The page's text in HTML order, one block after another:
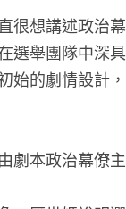
很想講述政治
選舉團隊中深
始的劇情設計
劇本政治幕僚